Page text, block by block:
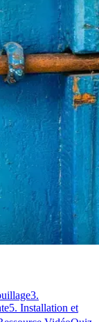
3.
5. Installation et